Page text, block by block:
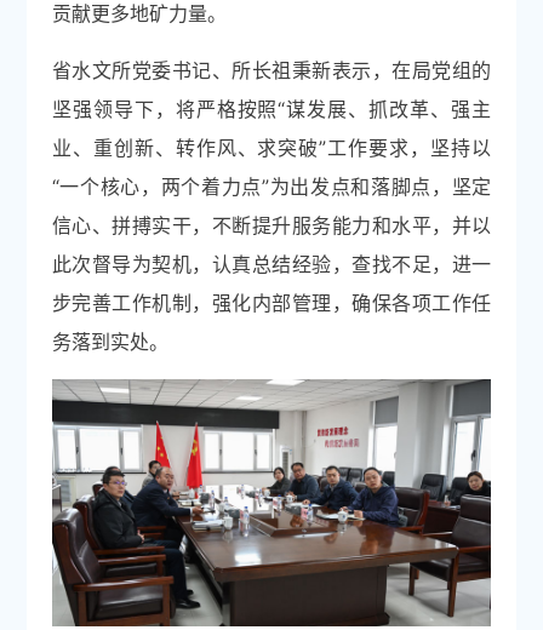
贡献更多地矿力量。
省水文所党委书记、所长祖秉新表示，在局党组的
坚强领导下，将严格按照“谋发展、抓改革、强主
业、重创新、转作风、求突破”工作要求，坚持以
“一个核心，两个着力点”为出发点和落脚点，坚定
信心、拼搏实干，不断提升服务能力和水平，并以
此次督导为契机，认真总结经验，查找不足，进一
步完善工作机制，强化内部管理，确保各项工作任
务落到实处。